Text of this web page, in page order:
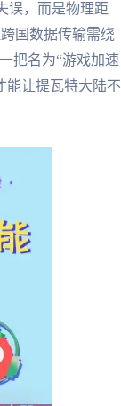
误，而是物理距
国数据传输需绕
把名为“游戏加速
能让提瓦特大陆不